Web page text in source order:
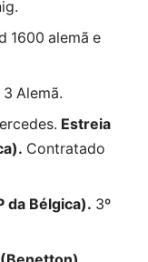
1600 alemã e
Alemã.
Estreia
Contratado
da Bélgica). 3º